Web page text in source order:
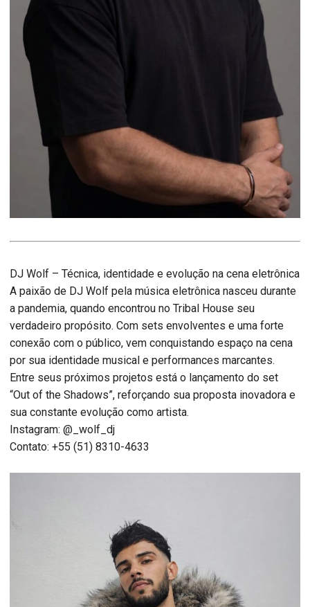
DJ Wolf – Técnica, identidade e evolução na cena eletrônica
A paixão de DJ Wolf pela música eletrônica nasceu durante
a pandemia, quando encontrou no Tribal House seu
verdadeiro propósito. Com sets envolventes e uma forte
conexão com o público, vem conquistando espaço na cena
por sua identidade musical e performances marcantes.
Entre seus próximos projetos está o lançamento do set
“Out of the Shadows”, reforçando sua proposta inovadora e
sua constante evolução como artista.
Instagram: @_wolf_dj
Contato: +55 (51) 8310-4633